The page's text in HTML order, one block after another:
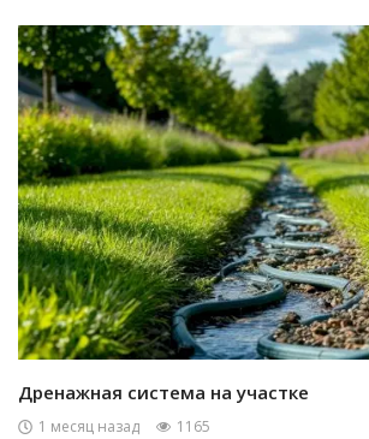
Дренажная система на участке
1 месяц назад
1165